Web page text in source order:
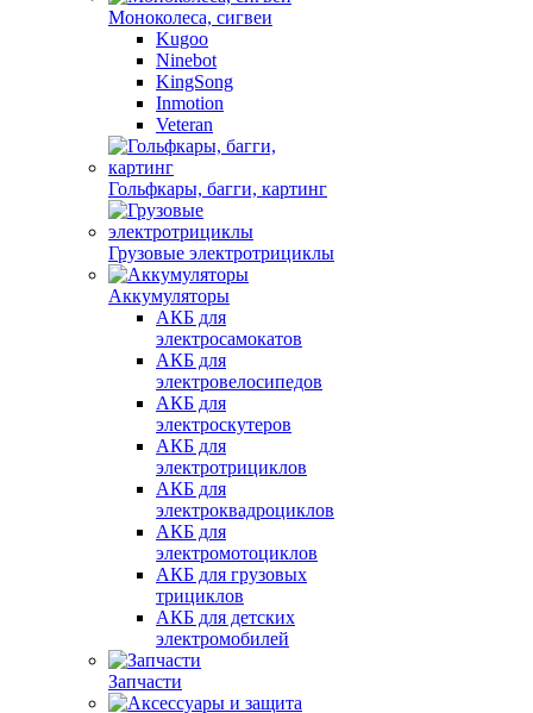
Моноколеса, сигвеи
Kugoo
Ninebot
KingSong
Inmotion
Veteran
Гольфкары, багги, картинг
Грузовые электротрициклы
Аккумуляторы
АКБ для
электросамокатов
АКБ для
электровелосипедов
АКБ для
электроскутеров
АКБ для
электротрициклов
АКБ для
электроквадроциклов
АКБ для
электромотоциклов
АКБ для грузовых
трициклов
АКБ для детских
электромобилей
Запчасти